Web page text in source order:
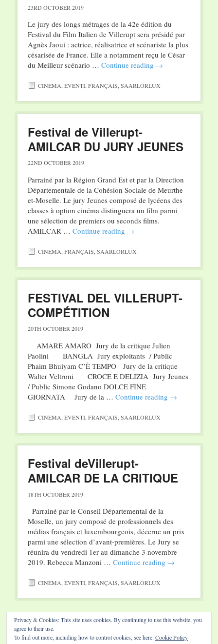
23RD OCTOBER 2019
Le jury des longs métrages de la 42e édition du
Festival du Film Italien de Villerupt sera présidé par
Agnès Jaoui : actrice, réalisatrice et scénariste la plus
césarisée de France. Elle a notamment reçu le César
du Meilleur scénario … Continue reading →
CINEMA,EVENTI,FRANÇAIS,SAARLORLUX
Festival de Villerupt-
AMILCAR DU JURY JEUNES
22ND OCTOBER 2019
Parrainé par la Région Grand Est et par la Direction
Départementale de la Cohésion Sociale de Meurthe-
et-Moselle. Le jury Jeunes composé de lycéens des
classes à option cinéma distinguera un film parmi
une sélection de premiers ou seconds films.
AMILCAR … Continue reading →
CINEMA FRANÇAIS SAARLORLUX
FESTIVAL DEL VILLERUPT-
COMPÉTITION
20TH OCTOBER 2019
AMARE AMARO Jury de la critique Julien
Paolini BANGLA Jury exploitants / Public
Phaim Bhuiyam C’È TEMPO Jury de la critique
Walter Veltroni CROCE E DELIZIA Jury Jeunes
/ Public Simone Godano DOLCE FINE
GIORNATA Jury de la … Continue reading →
CINEMA EVENTI, FRANÇAIS SAARLORLUX
Festival deVillerupt-
AMILCAR DE LA CRITIQUE
18TH OCTOBER 2019
Parrainé par le Conseil Départemental de la
Moselle, un jury composé de professionnels des
médias français et luxembourgeois, décerne un prix
parmi une sélection d’avant-premières. Le Jury se
réunira du vendredi 1er au dimanche 3 novembre
2019. Rebecca Manzoni … Continue reading →
CINEMA,EVENTI,FRANÇAIS,SAARLORLUX
Post navigation
←Older posts Newer posts→
Privacy & Cookies: This site uses cookies. By continuing to use this website, you
agree to their use.
To find out more, including how to control cookies, see here:Cookie Policy